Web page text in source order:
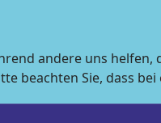
andere uns
beachten Sie, dass